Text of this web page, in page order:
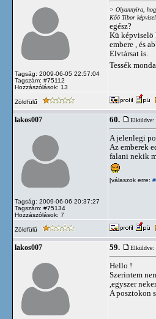
Tagság: 2009-06-05 22:57:04
Tagszám: #75112
Hozzászólások: 13
> Olyannyira,
Kőö Tibor
egész?
Kü képviselö
embere , és
Elvtársat is.
Tessék
Zöldfülű
lakos007
Tagság: 2009-06-06 20:37:27
Tagszám: #75134
Hozzászólások: 7
60. Elküldve:
A jelenlegi
Az emberek
falani nekik
[válaszok erre:
Zöldfülű
lakos007 59. Elküldve:
Hello !
Szerintem
,egyszer
A posztokon